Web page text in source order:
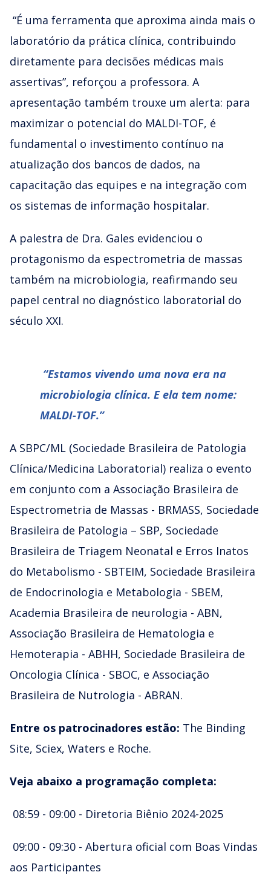
⁠“É uma ferramenta que aproxima ainda mais o
laboratório da prática clínica, contribuindo
diretamente para decisões médicas mais
assertivas”, reforçou a professora. A
apresentação também trouxe um alerta: para
maximizar o potencial do MALDI-TOF, é
fundamental o investimento contínuo na
atualização dos bancos de dados, na
capacitação das equipes e na integração com
os sistemas de informação hospitalar.
A palestra de Dra. Gales evidenciou o
protagonismo da espectrometria de massas
também na microbiologia, reafirmando seu
papel central no diagnóstico laboratorial do
século XXI.
⁠“Estamos vivendo uma nova era na
microbiologia clínica. E ela tem nome:
MALDI-TOF.”
A SBPC/ML (Sociedade Brasileira de Patologia
Clínica/Medicina Laboratorial) realiza o evento
em conjunto com a Associação Brasileira de
Espectrometria de Massas - BRMASS, Sociedade
Brasileira de Patologia – SBP, Sociedade
Brasileira de Triagem Neonatal e Erros Inatos
do Metabolismo - SBTEIM, Sociedade Brasileira
de Endocrinologia e Metabologia - SBEM,
Academia Brasileira de neurologia - ABN,
Associação Brasileira de Hematologia e
Hemoterapia - ABHH, Sociedade Brasileira de
Oncologia Clínica - SBOC, e Associação
Brasileira de Nutrologia - ABRAN.
Entre os patrocinadores estão: The Binding
Site, Sciex, Waters e Roche.
Veja abaixo a programação completa:
08:59 - 09:00 - Diretoria Biênio 2024-2025
09:00 - 09:30 - Abertura oficial com Boas Vindas
aos Participantes